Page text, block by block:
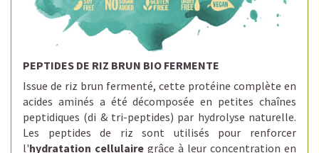
PEPTIDES DE RIZ BRUN BIO FERMENTE
Issue de riz brun fermenté, cette protéine complète en
acides aminés a été décomposée en petites chaînes
peptidiques (di & tri-peptides) par hydrolyse naturelle.
Les peptides de riz sont utilisés pour renforcer
l'hydratation cellulaire grâce à leur concentration en